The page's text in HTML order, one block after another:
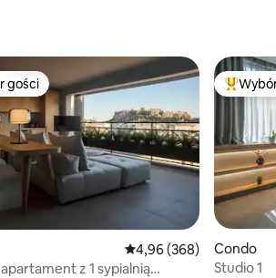
z kategorii Wybór gości
gości
Średnia ocena: 4,96 na
4,96 (368)
z 1 sypialnią
Condo
Studio 1